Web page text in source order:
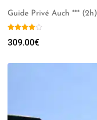
Guide Privé Auch *** (2h)
309.00€